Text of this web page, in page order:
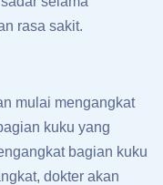
rasa sakit.
mulai mengangkat
kuku yang
bagian kuku
dokter akan